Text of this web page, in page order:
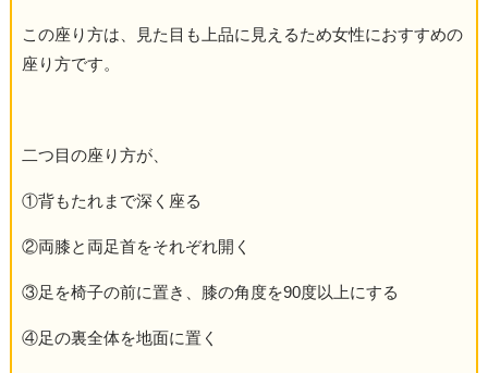
この座り方は、見た目も上品に見えるため女性におすすめの
座り方です。
二つ目の座り方が、
①背もたれまで深く座る
②両膝と両足首をそれぞれ開く
③足を椅子の前に置き、膝の角度を90度以上にする
④足の裏全体を地面に置く